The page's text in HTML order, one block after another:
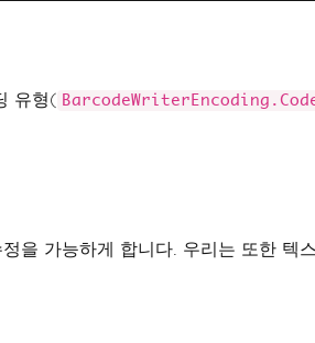
유형(
가능하게 합니다. 우리는 또한 텍